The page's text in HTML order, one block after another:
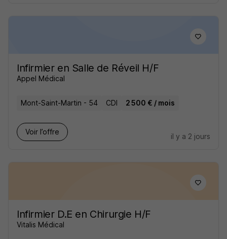
Infirmier en Salle de Réveil H/F
Appel Médical
Mont-Saint-Martin - 54 CDI 2 500 € / mois
Voir l’offre
il y a 2 jours
Infirmier D.E en Chirurgie H/F
Vitalis Médical